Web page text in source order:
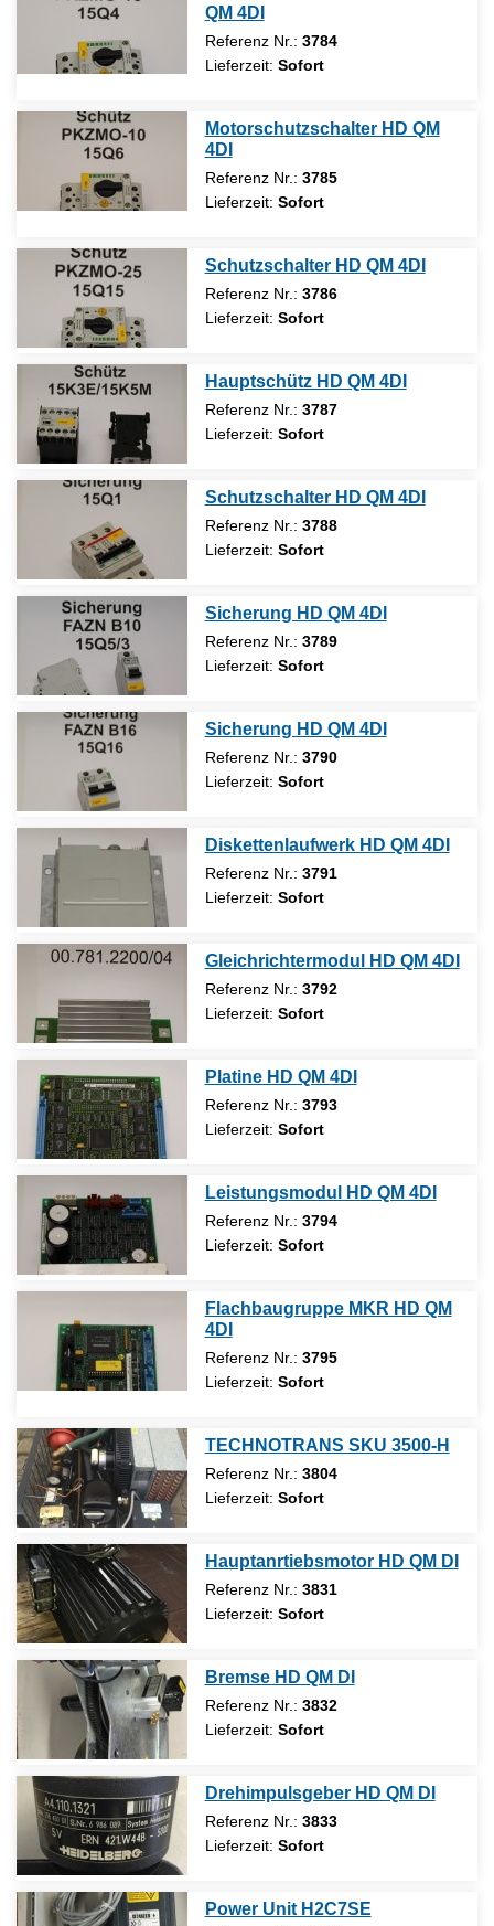
QM 4DI
Referenz Nr.: 3784
Lieferzeit: Sofort
Motorschutzschalter HD QM
4DI
Referenz Nr.: 3785
Lieferzeit: Sofort
Schutzschalter HD QM 4DI
Referenz Nr.: 3786
Lieferzeit: Sofort
Hauptschütz HD QM 4DI
Referenz Nr.: 3787
Lieferzeit: Sofort
Schutzschalter HD QM 4DI
Referenz Nr.: 3788
Lieferzeit: Sofort
Sicherung HD QM 4DI
Referenz Nr.: 3789
Lieferzeit: Sofort
Sicherung HD QM 4DI
Referenz Nr.: 3790
Lieferzeit: Sofort
Diskettenlaufwerk HD QM 4DI
Referenz Nr.: 3791
Lieferzeit: Sofort
Gleichrichtermodul HD QM 4DI
Referenz Nr.: 3792
Lieferzeit: Sofort
Platine HD QM 4DI
Referenz Nr.: 3793
Lieferzeit: Sofort
Leistungsmodul HD QM 4DI
Referenz Nr.: 3794
Lieferzeit: Sofort
Flachbaugruppe MKR HD QM
4DI
Referenz Nr.: 3795
Lieferzeit: Sofort
TECHNOTRANS SKU 3500-H
Referenz Nr.: 3804
Lieferzeit: Sofort
Hauptanrtiebsmotor HD QM DI
Referenz Nr.: 3831
Lieferzeit: Sofort
Bremse HD QM DI
Referenz Nr.: 3832
Lieferzeit: Sofort
Drehimpulsgeber HD QM DI
Referenz Nr.: 3833
Lieferzeit: Sofort
Power Unit H2C7SE